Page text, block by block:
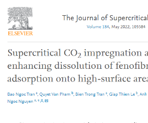
HTQT